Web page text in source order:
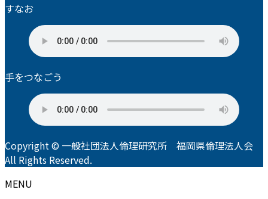
すなお
手をつなごう
Copyright © 一般社団法人倫理研究所 福岡県倫理法人会
All Rights Reserved.
MENU